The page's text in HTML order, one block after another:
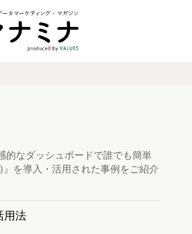
的なダッシュボードで誰でも簡単
を導入・活用された事例をご紹介
用法